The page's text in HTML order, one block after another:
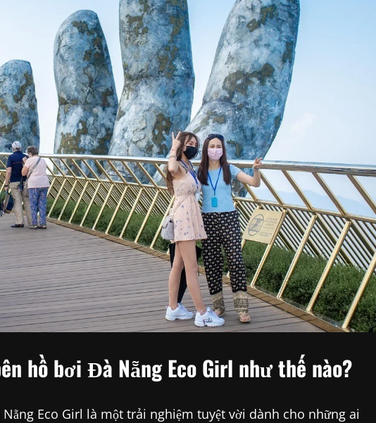
hồ bơi Đà Nẵng Eco Girl như thế nào?
Eco Girl là một trải nghiệm tuyệt vời dành cho những ai